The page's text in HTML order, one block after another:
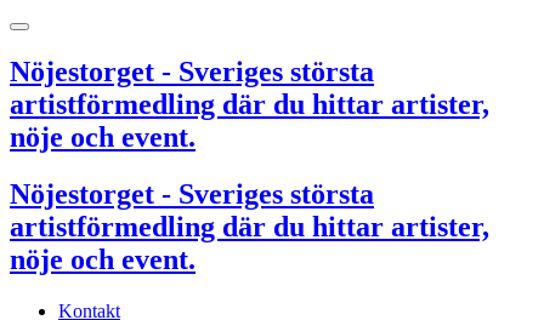
Nöjestorget - Sveriges största
artistförmedling där du hittar artister,
nöje och event.
Nöjestorget - Sveriges största
artistförmedling där du hittar artister,
nöje och event.
Kontakt